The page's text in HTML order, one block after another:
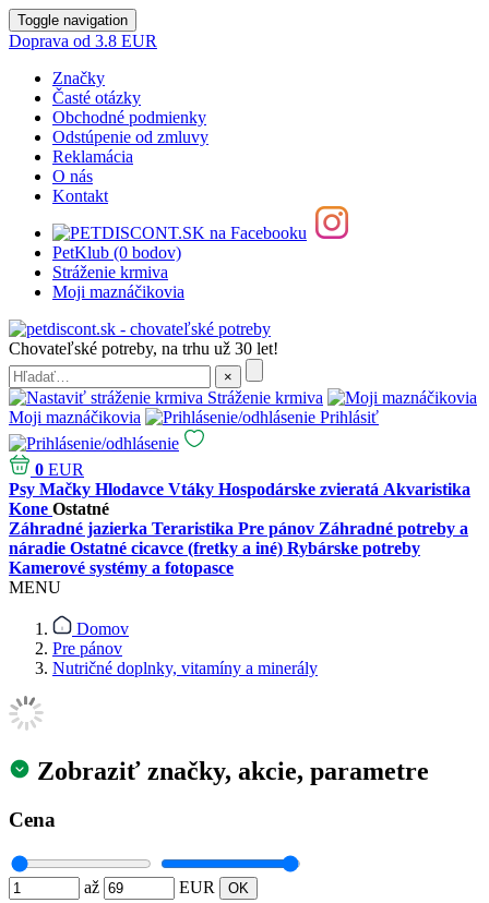
Toggle navigation
Doprava od 3.8 EUR
Značky
Časté otázky
Obchodné podmienky
Odstúpenie od zmluvy
Reklamácia
O nás
Kontakt
PetKlub (0 bodov)
Stráženie krmiva
Moji maznáčikovia
Chovateľské potreby, na trhu už 30 let!
Stráženie krmiva
Moji maznáčikovia
Prihlásiť
0 EUR
Psy Mačky Hlodavce Vtáky Hospodárske zvieratá Akvaristika
Kone Ostatné
Záhradné jazierka Teraristika Pre pánov Záhradné potreby a
náradie Ostatné cicavce (fretky a iné) Rybárske potreby
Kamerové systémy a fotopasce
MENU
Domov
Pre pánov
Nutričné doplnky, vitamíny a minerály
Zobraziť značky, akcie, parametre
Cena
až EUR